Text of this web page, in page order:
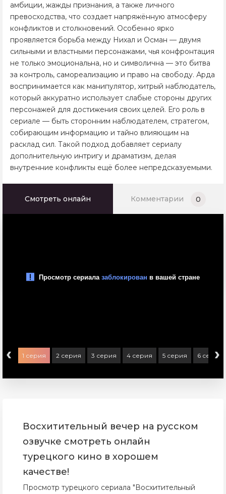
амбиции, жажды признания, а также личного
превосходства, что создает напряжённую атмосферу
конфликтов и столкновений. Особенно ярко
проявляется борьба между Нихал и Осман — двумя
сильными и властными персонажами, чья конфронтация
не только эмоциональна, но и символична — это битва
за контроль, самореализацию и право на свободу. Арда
воспринимается как манипулятор, хитрый наблюдатель,
который аккуратно использует слабые стороны других
персонажей для достижения своих целей. Его роль в
сериале — быть сторонним наблюдателем, стратегом,
собирающим информацию и тайно влияющим на
расклад сил. Такой подход добавляет сериалу
дополнительную интригу и драматизм, делая
внутренние конфликты ещё более непредсказуемыми.
Смотреть онлайн Комментарии 0
‹ 1 серия 2 серия 3 серия 4 серия 5 серия 6 серия
›
Восхитительный вечер на русском
озвучке смотреть онлайн
турецкого кино в хорошем
качестве!
Просмотр турецкого сериала "Восхитительный